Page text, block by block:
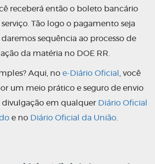
receberá então o boleto bancário
Tão logo o pagamento seja
sequência ao processo de
da matéria no DOE RR.
Aqui, no e-Diário Oficial
, você
um meio prático e seguro de envio
divulgação em qualquer Diário Oficial
e no Diário Oficial da União.